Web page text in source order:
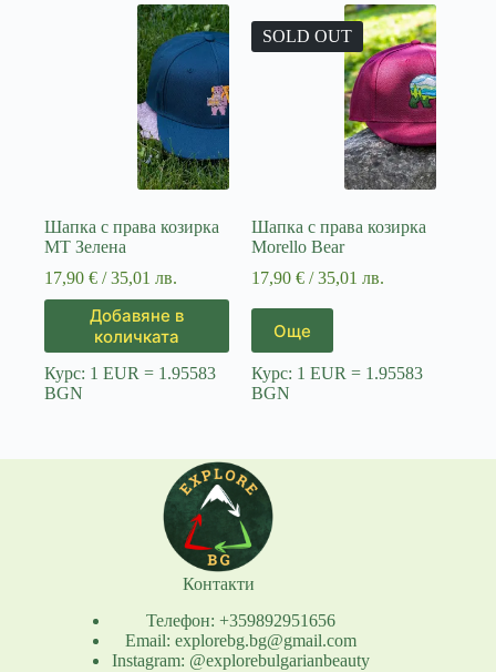
Шапка с права козирка
МТ Зелена
17,90 € / 35,01 лв.
Добавяне в
количката
Курс: 1 EUR = 1.95583
BGN
SOLD OUT
Шапка с права козирка
Morello Bear
17,90€ / 35,01 лв.
Още
Курс: 1 EUR = 1.95583
BGN
Контакти
Телефон: +359892951656
Email: explorebg.bg@gmail.com
Instagram: @explorebulgarianbeauty